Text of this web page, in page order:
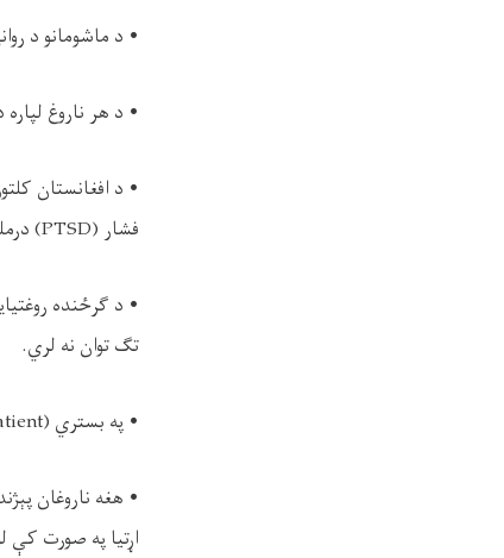
• د ماشومانو د
• د هر ناروغ
• د افغانستان
فشار (PTSD) درملنه کول.
• د ګرځنده
تګ توان نه لري.
• په بستري (Inpatient) او بیرونیو (Outpatient) څانګو کې له ۲۴ ساعته دوامدارې درملنې څخه ډاډ ترلاسه کول.
• هغه ناروغان
اړتیا په صورت